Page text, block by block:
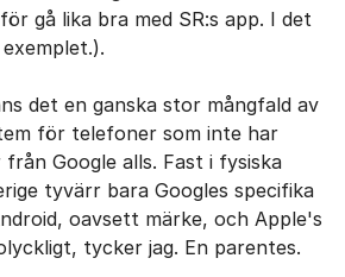
gå lika bra med SR:s app. ​I det
det en ganska stor mångfald av
för telefoner som inte har
från Google alls. Fast i fysiska
tyvärr bara Googles specifika
oavsett märke, och Apple's
tycker jag. En parentes.